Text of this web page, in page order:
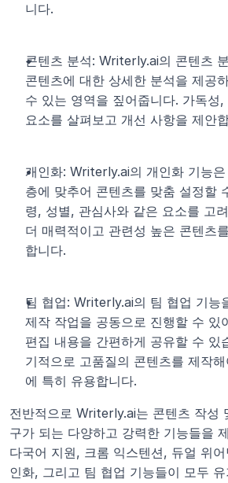
니다.
콘텐츠 분석: Writerly.ai의 콘텐츠
콘텐츠에 대한 상세한 분석을 제공
수 있는 영역을 짚어줍니다. 가독성
요소를 살펴보고 개선 사항을 제안
개인화: Writerly.ai의 개인화 기능
층에 맞추어 콘텐츠를 맞춤 설정할
령, 성별, 관심사와 같은 요소를 고
더 매력적이고 관련성 높은 콘텐츠
합니다.
팀 협업: Writerly.ai의 팀 협업 기능
제작 작업을 공동으로 진행할 수 있
편집 내용을 간편하게 공유할 수 있
기적으로 고품질의 콘텐츠를 제작
에 특히 유용합니다.
전반적으로 Writerly.ai는 콘텐츠 작성
구가 되는 다양하고 강력한 기능들을
다국어 지원, 크롬 익스텐션, 듀얼 위
인화, 그리고 팀 협업 기능들이 모두